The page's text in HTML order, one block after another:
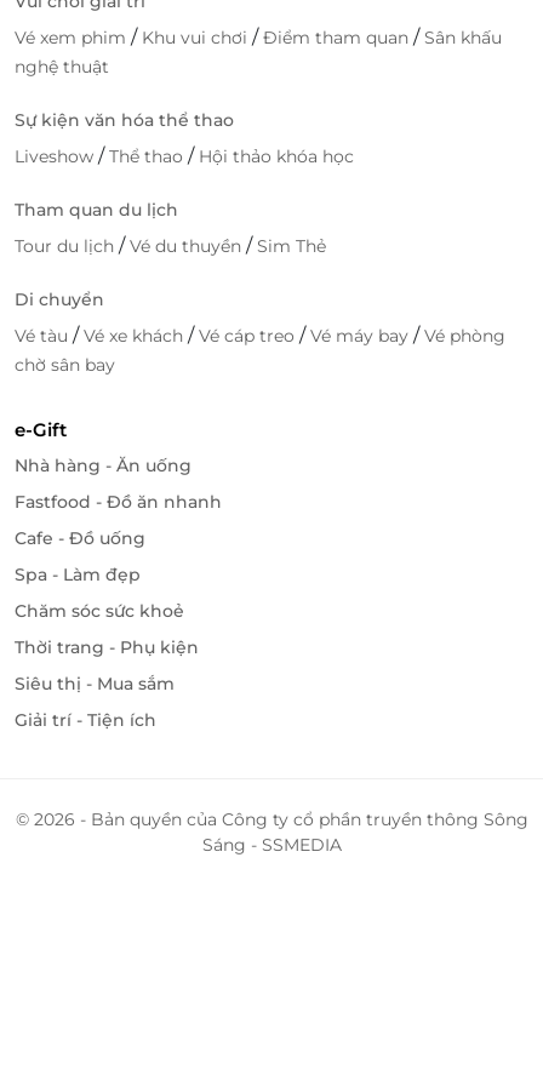
Minh
627 Nguyễn Ảnh Thủ, P. Tân Chánh Hiệp, Quận 12, Hồ
Chí Minh
Hồ Chí Minh
462 Nguyễn Thị Thập, P. Tân Quy, Quận 7, Hồ Chí
56B - 56C Bà Hom, P. 13, Quận 6, Hồ Chí Minh
191 Quang Trung, P. Hiệp Phú, Quận 9, Hồ Chí Minh
Minh
561A Điện Biên Phủ, P. 25, Quận Bình Thạnh, Hồ Chí
Minh
Chí Minh
159 Phan Đăng Lưu, P.1, Quận Phú Nhuận, Hồ Chí
Minh
21 Trần Quang Khải, Phường Tân Định, Quận 1, Hồ
Chí Minh
Số 01-K2A SC Vivocity, P. Tân Phong, Quận 7, Hồ Chí
362 Nguyễn Văn Nghi, P. 7, Quận Gò Vấp, Hồ Chí
Minh
229A-231 Tân Sơn Nhì, P.Tân Sơn Nhì, Quận Tân Phú,
281 Lê Văn Việt, P. Hiệp Phú, Thủ Đức, Hồ Chí Minh
319 – 321 đường số 7, Phường Bình Trị Đông B, Quận
Vé xem phim / Khu vui chơi /Điểm tham quan /Sân khấu
nghệ thuật
Sự kiện văn hóa thể thao
Liveshow /Thể thao / Hội thảo khóa học
Tham quan du lịch
Tour du lịch /Vé du thuyền /Sim Thẻ
Di chuyển
Vé tàu /Vé xe khách /Vé cáp treo /Vé máy bay /Vé phòng
chờ sân bay
e-Gift
Nhà hàng - Ăn uống
Fastfood - Đồ ăn nhanh
Cafe - Đồ uống
Spa - Làm đẹp
Chăm sóc sức khoẻ
Thời trang - Phụ kiện
Siêu thị - Mua sắm
Giải trí - Tiện ích
© 2026 - Bản quyền của Công ty cổ phần truyền thông Sông
Sáng - SSMEDIA